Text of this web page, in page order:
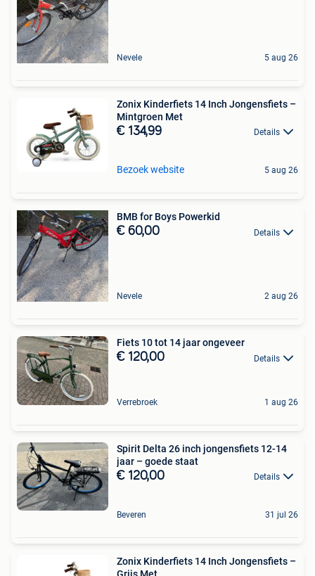
Nevele 5 aug 26
Zonix Kinderfiets 14 Inch Jongensfiets –
Mintgroen Met
€ 134,99 Details
Bezoek website 5 aug 26
BMB for Boys Powerkid
€ 60,00 Details
Nevele 2 aug 26
Fiets 10 tot 14 jaar ongeveer
€ 120,00 Details
Verrebroek 1 aug 26
Spirit Delta 26 inch jongensfiets 12-14
jaar – goede staat
€ 120,00 Details
Beveren 31 jul 26
Zonix Kinderfiets 14 Inch Jongensfiets –